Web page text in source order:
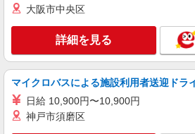
株式会社kotrio /●KT-H-1990614
＜摂津市＞小さなデ
週3勤務≫≪夕方退社≫
時給1600円〜2250
大阪市中央区
詳細を見る
マイクロバスによる施設利用者送迎ドラ
日給 10,900円〜10,900円
神戸市須磨区